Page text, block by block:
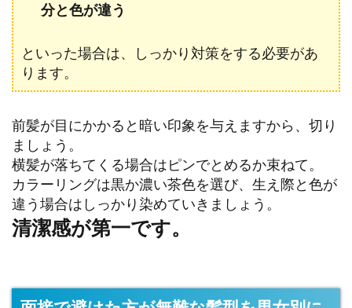
分と色が違う
といった場合は、しっかり対策をする必要があ
ります。
前髪が目にかかると暗い印象を与えますから、切り
ましょう。
横髪が落ちてくる場合はピンでとめるか束ねて。
カラーリングは黒か濃い茶色を選び、生え際と色が
違う場合はしっかり染めていきましょう。
清潔感が第一です。